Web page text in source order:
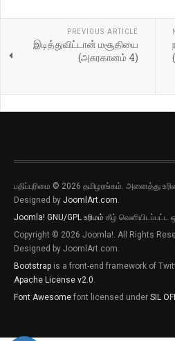
PREVIOUS ARTICLE
இடித்துவிட்டான் மசூதியை
(அசுரகானம் 4)
பதிப்புரிமை © 2026 தமிழரங்கம். அனைத்து
Designed by JoomlArt.com.
Joomla! GNU/GPL உரிமம் கீழ்
Copyright © 2026 Joomla!. All Rights
Designed by JoomlArt.com.
Bootstrap is a front-end framework of
Apache License v2.0.
Font Awesome font licensed under SIL